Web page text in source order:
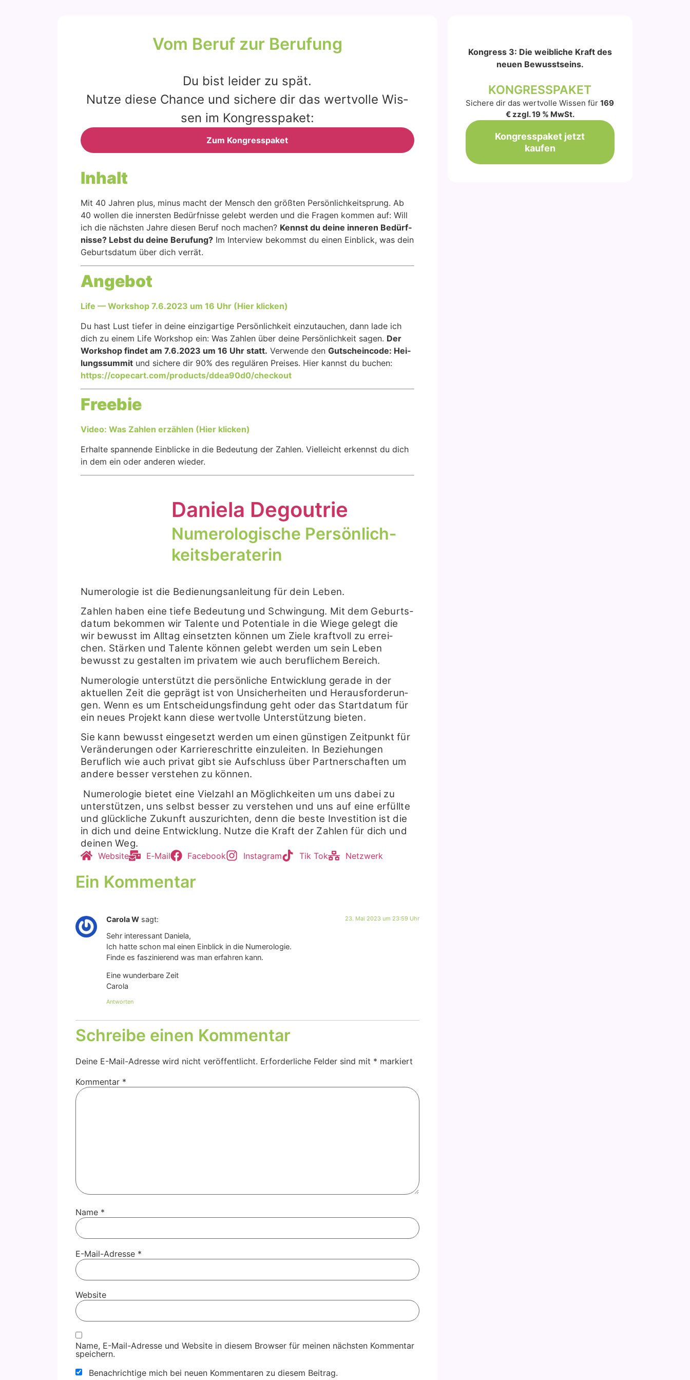
Vom Beruf zur Beru­fung
Du bist lei­der zu spät.
Nut­ze die­se Chan­ce und siche­re dir das wert­vol­le Wis­
sen im Kon­gress­pa­ket:
Zum Kon­gress­pa­ket
Inhalt
Mit 40 Jah­ren plus, minus macht der Mensch den größ­ten Per­sön­lich­keit­sprung. Ab
40 wol­len die inners­ten Bedürf­nis­se gelebt wer­den und die Fra­gen kom­men auf: Will
ich die nächs­ten Jah­re die­sen Beruf noch machen? Kennst du dei­ne inne­ren Bedürf­
nis­se? Lebst du dei­ne Beru­fung? Im Inter­view bekommst du einen Ein­blick, was dein
Geburts­da­tum über dich ver­rät.
Ange­bot
Life — Work­shop 7.6.2023 um 16 Uhr (Hier kli­cken)
Du hast Lust tie­fer in dei­ne ein­zig­ar­ti­ge Per­sön­lich­keit ein­zu­tau­chen, dann lade ich
dich zu einem Life Work­shop ein: Was Zah­len über dei­ne Per­sön­lich­keit sagen. Der
Work­shop fin­det am 7.6.2023 um 16 Uhr statt. Ver­wen­de den Gut­schein­code: Hei­
lungs­sum­mit und siche­re dir 90% des regu­lä­ren Prei­ses. Hier kannst du buchen:
https://copecart.com/products/ddea90d0/checkout
Free­bie
Video: Was Zah­len erzäh­len (Hier kli­cken)
Erhal­te span­nen­de Ein­bli­cke in die Bedeu­tung der Zah­len. Viel­leicht erkennst du dich
in dem ein oder ande­ren wie­der.
Danie­la Degou­trie
Num­e­ro­lo­gi­sche Per­sön­lich­
keits­be­ra­te­rin
Num­e­ro­lo­gie ist die Bedie­nungs­an­lei­tung für dein Leben.
Zah­len haben eine tie­fe Bedeu­tung und Schwin­gung. Mit dem Geburts­
da­tum bekom­men wir Talen­te und Poten­tia­le in die Wie­ge gelegt die
wir bewusst im All­tag ein­setz­ten kön­nen um Zie­le kraft­voll zu errei­
chen. Stär­ken und Talen­te kön­nen gelebt wer­den um sein Leben
bewusst zu gestal­ten im pri­va­tem wie auch beruf­li­chem Bereich.
Num­e­ro­lo­gie unter­stützt die per­sön­li­che Ent­wick­lung gera­de in der
aktu­el­len Zeit die geprägt ist von Unsi­cher­hei­ten und Her­aus­for­de­run­
gen. Wenn es um Ent­schei­dungs­fin­dung geht oder das Start­da­tum für
ein neu­es Pro­jekt kann die­se wert­vol­le Unter­stüt­zung bie­ten.
Sie kann bewusst ein­ge­setzt wer­den um einen güns­ti­gen Zeit­punkt für
Ver­än­de­run­gen oder Kar­rie­re­schrit­te ein­zu­lei­ten. In Bezie­hun­gen
Beruf­lich wie auch pri­vat gibt sie Auf­schluss über Part­ner­schaf­ten um
ande­re bes­ser ver­ste­hen zu kön­nen.
Num­e­ro­lo­gie bie­tet eine Viel­zahl an Mög­lich­kei­ten um uns dabei zu
unter­stüt­zen, uns selbst bes­ser zu ver­ste­hen und uns auf eine erfüll­te
und glück­li­che Zukunft aus­zu­rich­ten, denn die bes­te Inves­ti­ti­on ist die
in dich und dei­ne Ent­wick­lung. Nut­ze die Kraft der Zah­len für dich und
dei­nen Weg.
Web­site E‑Mail Face­book Insta­gram Tik Tok Netz­werk
Ein Kommentar
Carola W sagt: 23. Mai 2023 um 23:59 Uhr
Sehr inter­es­sant Danie­la,
Ich hat­te schon mal einen Ein­blick in die Num­e­ro­lo­gie.
Fin­de es fas­zi­nie­rend was man erfah­ren kann.
Eine wun­der­ba­re Zeit
Caro­la
Antworten
Schreibe einen Kommentar
Deine E-Mail-Adresse wird nicht veröffentlicht. Erforderliche Felder sind mit * markiert
Kommentar *
Name *
E-Mail-Adresse *
Website
Name, E-Mail-Adresse und Website in diesem Browser für meinen nächsten Kommentar
speichern.
Benachrichtige mich bei neuen Kommentaren zu diesem Beitrag.
Kongress 3: Die weibliche Kraft des
neuen Bewusstseins.
KONGRESSPAKET
Sichere dir das wertvolle Wissen für169
€ zzgl. 19 % MwSt.
Kongresspaket jetzt
kaufen